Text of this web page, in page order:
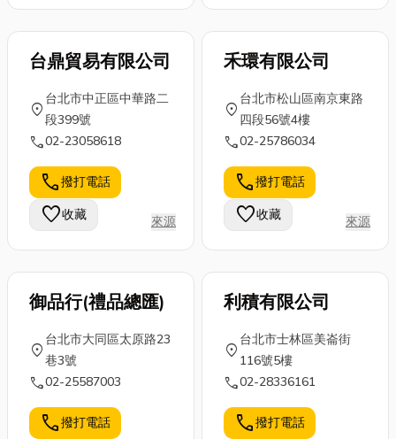
台鼎貿易有限公司
location_on
台北市中正區中華路二
段399號
call02-23058618
call撥打電話
favorite收藏 來源
禾環有限公司
location_on
台北市松山區南京東路
四段56號4樓
call02-25786034
call撥打電話
favorite收藏 來源
御品行(禮品總匯)
location_on
台北市大同區太原路23
巷3號
call02-25587003
call撥打電話
利積有限公司
location_on
台北市士林區美崙街
116號5樓
call02-28336161
call撥打電話